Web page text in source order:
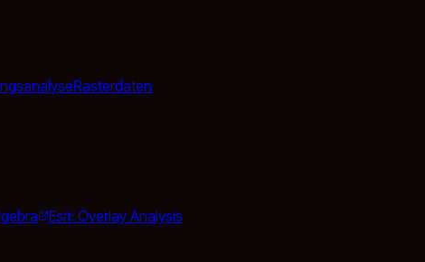
Rasterdaten
Esri: Overlay Analysis